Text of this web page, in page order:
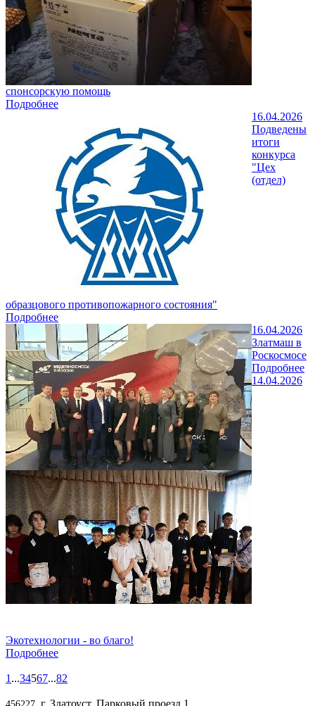
спонсорскую помощь
Подробнее
16.04.2026
Подведены
итоги
конкурса
"Цех
(отдел)
образцового противопожарного состояния"
Подробнее
16.04.2026
Златмаш в
Роскосмосе
Подробнее
14.04.2026
Экотехнологии - во благо!
Подробнее
1 ...34567...82
, г. Златоуст, Парковый проезд,1